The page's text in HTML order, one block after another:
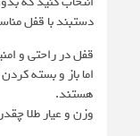
دستبند با قفل
قفل در راحتی و
اما باز و بسته
هستند.
وزن و عیار طلا